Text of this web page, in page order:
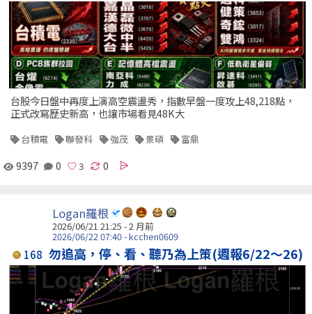
台股今日盤中再度上演高空震盪秀，指數早盤一度攻上48,218點，
正式改寫歷史新高，也讓市場看見48K大
台積電 聯發科 強茂 景碩 富鼎
9397 0 0
Logan羅根
2026/06/21 21:25 - 2 月前
2026/06/22 07:40 - kcchen0609
168 勿追高，停、看、聽乃為上策(週報6/22～26)